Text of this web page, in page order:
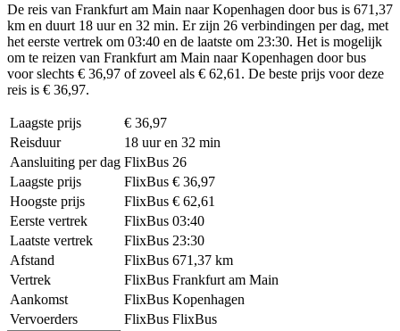
De reis van Frankfurt am Main naar Kopenhagen door bus is 671,37
km en duurt 18 uur en 32 min. Er zijn 26 verbindingen per dag, met
het eerste vertrek om 03:40 en de laatste om 23:30. Het is mogelijk
om te reizen van Frankfurt am Main naar Kopenhagen door bus
voor slechts € 36,97 of zoveel als € 62,61. De beste prijs voor deze
reis is € 36,97.
Laagste prijs
€ 36,97
Reisduur
18 uur en 32 min
Aansluiting per dag FlixBus 26
Laagste prijs
FlixBus € 36,97
Hoogste prijs
FlixBus € 62,61
Eerste vertrek
FlixBus 03:40
Laatste vertrek
FlixBus 23:30
Afstand
FlixBus 671,37 km
Vertrek
FlixBus Frankfurt am Main
Aankomst
FlixBus Kopenhagen
Vervoerders
FlixBus FlixBus
©CARTO